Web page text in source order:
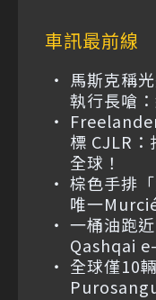
車訊最前線
馬斯克稱
執行長嗆
標 CJLR
全球！
棕色手排
唯一
一桶油跑
Qashqai
全球僅10